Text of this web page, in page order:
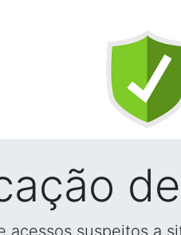
acessos suspeitos a